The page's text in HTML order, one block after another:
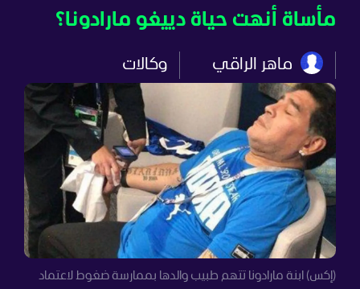
مأساة أنهت حياة دييغو مارادونا؟
ماهر الراقي وكالات
(إكس) ابنة مارادونا تتهم طبيب والدها بممارسة ضغوط لاعتماد